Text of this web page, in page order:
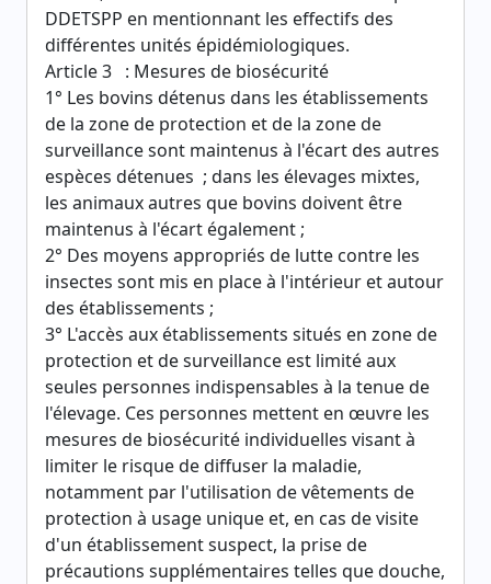
DDETSPP en mentionnant les effectifs des
différentes unités épidémiologiques.
Article 3 : Mesures de biosécurité
1° Les bovins détenus dans les établissements
de la zone de protection et de la zone de
surveillance sont maintenus à l'écart des autres
espèces détenues ; dans les élevages mixtes,
les animaux autres que bovins doivent être
maintenus à l'écart également ;
2° Des moyens appropriés de lutte contre les
insectes sont mis en place à l'intérieur et autour
des établissements ;
3° L'accès aux établissements situés en zone de
protection et de surveillance est limité aux
seules personnes indispensables à la tenue de
l'élevage. Ces personnes mettent en œuvre les
mesures de biosécurité individuelles visant à
limiter le risque de diffuser la maladie,
notamment par l'utilisation de vêtements de
protection à usage unique et, en cas de visite
d'un établissement suspect, la prise de
précautions supplémentaires telles que douche,